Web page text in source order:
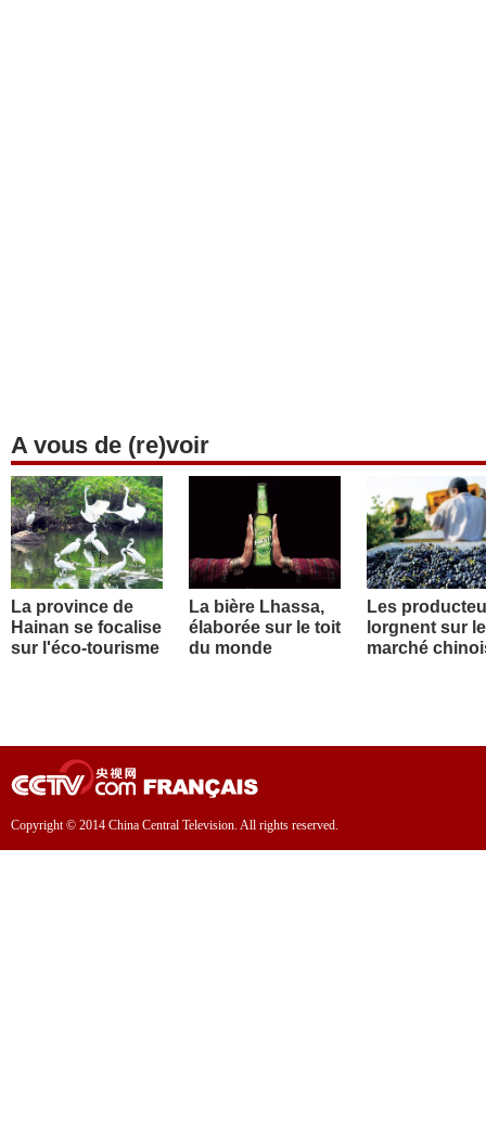
A vous de (re)voir
La province de
Hainan se focalise
sur l'éco-tourisme
La bière Lhassa,
élaborée sur le toit
du monde
Les
lorgnent sur le
marché
Copyright © 2014 China Central Television. All rights reserved.